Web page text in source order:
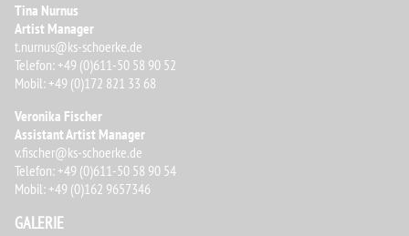
Tina Nurnus
Artist Manager
t.nurnus@ks-schoerke.de
Telefon: +49 (0)611-50 58 90 52
Mobil: +49 (0)172 821 33 68
Veronika Fischer
Assistant Artist Manager
v.fischer@ks-schoerke.de
Telefon: +49 (0)611-50 58 90 54
Mobil: +49 (0)162 9657346
GALERIE